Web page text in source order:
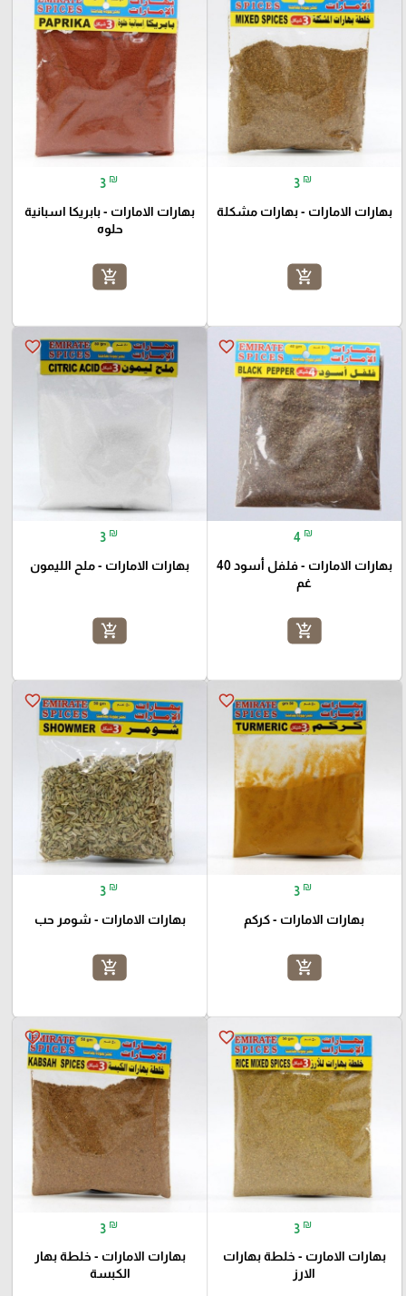
3 ₪
بهارات الامارات - بهارات مشكلة
add_shopping_cart
3 ₪
بهارات الامارات - بابريكا اسبانية
حلوه
add_shopping_cart
favorite_border
4 ₪
بهارات الامارات - فلفل أسود 40
غم
add_shopping_cart
favorite_border
3 ₪
بهارات الامارات - ملح الليمون
add_shopping_cart
favorite_border
3 ₪
بهارات الامارات - كركم
add_shopping_cart
favorite_border
3 ₪
بهارات الامارات - شومر حب
add_shopping_cart
favorite_border
3 ₪
بهارات الامارت - خلطة بهارات
الارز
favorite_border
3 ₪
بهارات الامارات - خلطة بهار
الكبسة